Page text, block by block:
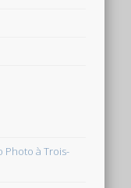
Photo à Trois-